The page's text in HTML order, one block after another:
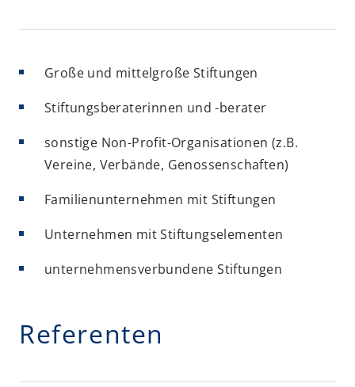
Große und mittelgroße Stiftungen
Stiftungsberaterinnen und -berater
sonstige Non-Profit-Organisationen (z.B.
Vereine, Verbände, Genossenschaften)
Familienunternehmen mit Stiftungen
Unternehmen mit Stiftungselementen
unternehmensverbundene Stiftungen
Referenten